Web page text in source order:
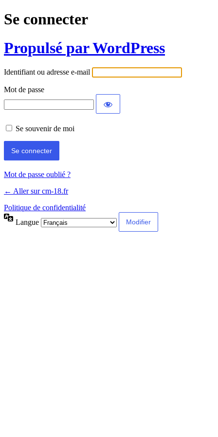
Se connecter
Propulsé par WordPress
Identifiant ou adresse e-mail
Mot de passe
Se souvenir de moi
Mot de passe oublié ?
← Aller sur cm-18.fr
Politique de confidentialité
Langue